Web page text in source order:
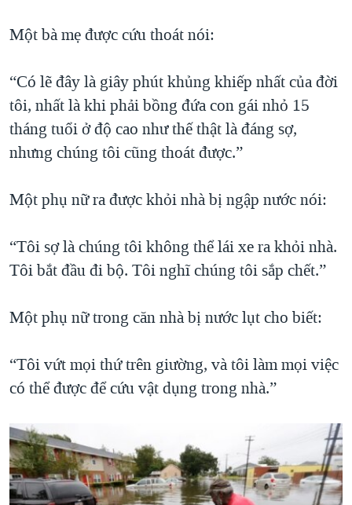
Một bà mẹ được cứu thoát nói:
“Có lẽ đây là giây phút khủng khiếp nhất của đời
tôi, nhất là khi phải bồng đứa con gái nhỏ 15
tháng tuổi ở độ cao như thế thật là đáng sợ,
nhưng chúng tôi cũng thoát được.”
Một phụ nữ ra được khỏi nhà bị ngập nước nói:
“Tôi sợ là chúng tôi không thể lái xe ra khỏi nhà.
Tôi bắt đầu đi bộ. Tôi nghĩ chúng tôi sắp chết.”
Một phụ nữ trong căn nhà bị nước lụt cho biết:
“Tôi vứt mọi thứ trên giường, và tôi làm mọi việc
có thể được để cứu vật dụng trong nhà.”